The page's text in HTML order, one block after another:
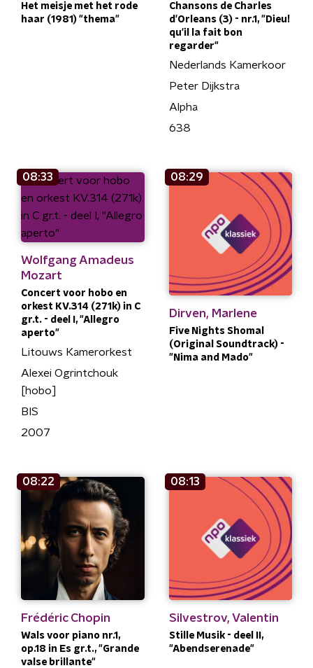
Het meisje met het rode
haar (1981) "thema"
Chansons de Charles
d'Orleans (3) - nr.1, "Dieu!
qu'il la fait bon
regarder"
Nederlands Kamerkoor
Peter Dijkstra
Alpha
638
08:33
Wolfgang Amadeus
Mozart
Concert voor hobo en
orkest KV.314 (271k) in C
gr.t. - deel I, "Allegro
aperto"
Litouws Kamerorkest
Alexei Ogrintchouk
[hobo]
BIS
2007
08:29
Dirven, Marlene
Five Nights Shomal
(Original Soundtrack) -
"Nima and Mado"
08:22
Frédéric Chopin
Wals voor piano nr.1,
op.18 in Es gr.t., "Grande
valse brillante"
08:13
Silvestrov, Valentin
Stille Musik - deel II,
"Abendserenade"